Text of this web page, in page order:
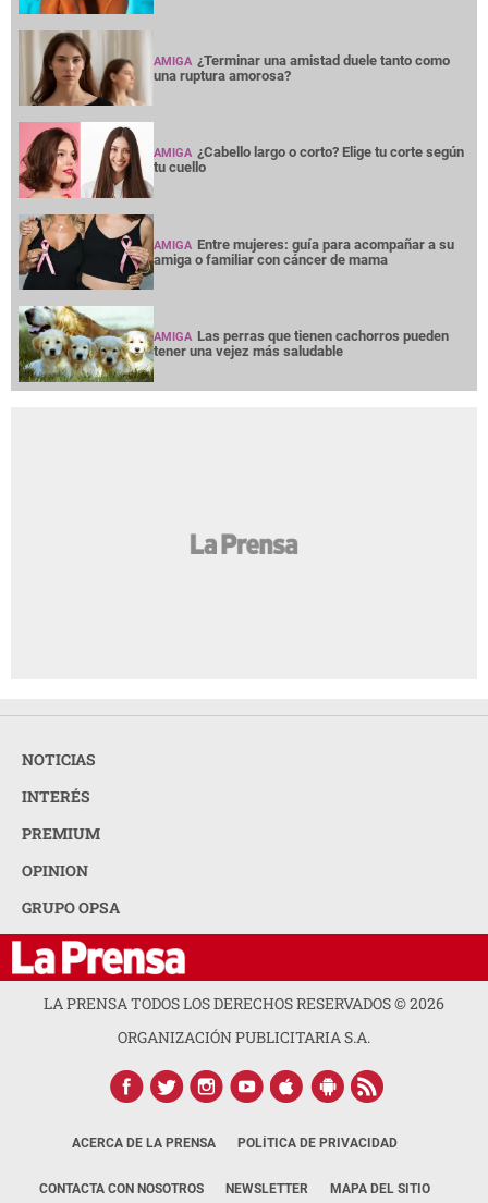
AMIGA ¿Terminar una amistad duele tanto como
una ruptura amorosa?
AMIGA ¿Cabello largo o corto? Elige tu corte según
tu cuello
AMIGA Entre mujeres: guía para acompañar a su
amiga o familiar con cáncer de mama
AMIGA Las perras que tienen cachorros pueden
tener una vejez más saludable
NOTICIAS
INTERÉS
PREMIUM
OPINION
GRUPO OPSA
LA PRENSA TODOS LOS DERECHOS RESERVADOS ©2026
ORGANIZACIÓN PUBLICITARIA S.A.
ACERCA DE LA PRENSA POLÍTICA DE PRIVACIDAD
CONTACTA CON NOSOTROS NEWSLETTER MAPA DEL SITIO